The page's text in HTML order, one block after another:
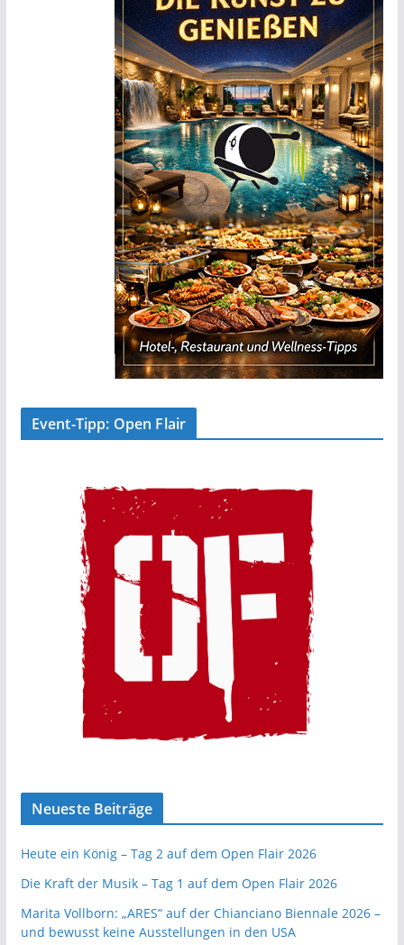
Event-Tipp: Open Flair
Neueste Beiträge
Heute ein König – Tag 2 auf dem Open Flair 2026
Die Kraft der Musik – Tag 1 auf dem Open Flair 2026
Marita Vollborn: „ARES“ auf der Chianciano Biennale 2026 –
und bewusst keine Ausstellungen in den USA